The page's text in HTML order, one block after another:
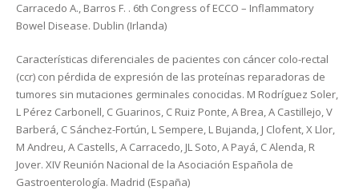
Carracedo A., Barros F. . 6th Congress of ECCO – Inflammatory
Bowel Disease. Dublin (Irlanda)
Características diferenciales de pacientes con cáncer colo-rectal
(ccr) con pérdida de expresión de las proteínas reparadoras de
tumores sin mutaciones germinales conocidas. M Rodríguez Soler,
L Pérez Carbonell, C Guarinos, C Ruiz Ponte, A Brea, A Castillejo, V
Barberá, C Sánchez-Fortún, L Sempere, L Bujanda, J Clofent, X Llor,
M Andreu, A Castells, A Carracedo, JL Soto, A Payá, C Alenda, R
Jover. XIV Reunión Nacional de la Asociación Española de
Gastroenterología. Madrid (España)